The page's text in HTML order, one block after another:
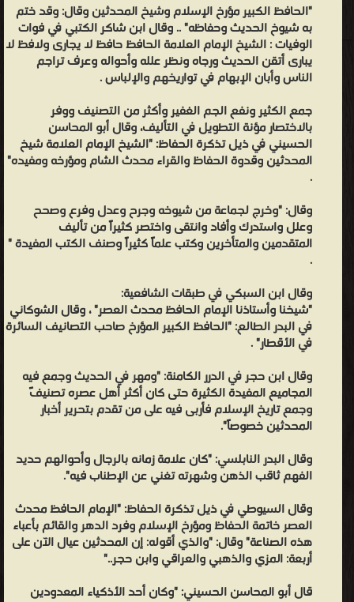
الرجال كما يزن الجوهرجي الذهب. سمع بدمشق، ومصر، وبعلبك،
والإسكندرية. وسمع منه الجمع الكثير، وكان شديد الميل إلى رأي
الحنابلة، وله تصانيف في الحديث، وأسماء الرجال؛ قرأ القرآن، وأقرأه
بالروايات، وقد بلغت مؤلفاته التاريخية وحدها نحو مائتي كتابًا، بعضها
مجلدات ضخمة. ❰ له مجموعة من الإنجازات والمؤلفات أبرزها ❞ السيرة
النبوية (الذهبي) ❝ ❞ سير أعلام النبلاء (ط بيت الأفكار) ❝ ❞ الطب النبوي
للذهبي (ت. البدراوي) ❝ ❞ الكبائر للذهبي (ط: العلمية) ❝ ❞ الجرح
والتعديل المجلد الاول ❝ ❞ تهذيب سير أعلام النبلاء ❝ ❞ تذكرة الحفاظ
الناشرين : ❞ دار الكتب العلمية بلبنان ❝ ❞ دار القلم للنشر والتوزيع ❝ ❞
مكتبة الملك فهد الوطنية ❝ ❞ مؤسسة الرسالة ❝ ❞ دار المعرفة للطباعة
والنشر ❝ ❞ موقع دار الإسلام ❝ ❞ دار ابن حزم للطباعة والنشر والتوزيع ❝
الجوزي ❝ ❞ دار الغرب الإسلامي ❝ ❞ عالم الكتب ❝ ❞ دار ابن كثير ❝ ❞
مكتبة الرشد ❝ ❞ دار الوطن للطباعة والنشر والتوزيع - السعودية ❝ ❞ دار
صادر ❝ ❞ دار البشائر الإسلامية ❝ ❞ دار الوفاء لدنيا الطباعة والنشر ❝ ❞
والعلاقات العامة ❝ ❞ المكتبة التوفيقية ❝ ❞ بيت الأفكار الدولية للنشر
والتوزيع ❝ ❞ مكتبة العلوم والحكم ❝ ❞ دار الراية للنشر والتوزيع ❝ ❞
مكتبة القرأن للطبع والنشر والتوزيع ❝ ❞ دار الصحابة للتراث بطنطا ❝ ❞
السلف ❝ ❞ مكتبة دار البيان ❝ ❞ الرئاسة العامة للبحوث العلمية والإفتاء
❝ ❞ دار ابن الأثير للنشر والتوزيع ❝ ❞ دار الأندلس الخضراء ❝ ❞ دار الفرقان
للنشر والتوزيع ❝ ❞ مؤسسة الكتب الثقافية ❝ ❞ دار الكتب السلفية ❝ ❞
دار إحياء الكتب العربية ❝ ❞ دار أحياء العلوم - بيروت ❝ ❞ وزارة الأوقاف
والشئون الإسلامية - السعودية ❝ ❞ دار الفتح ❝ ❞ دار عمار ❝ ❞ دار ابن
عفان ❝ ❞ دار الثريا للنشر ❝ ❞ الجامعة الإسلامية بالمدينة المنورة ❝ ❞ دار
الوطن ❝ ❞ مطبعة حكومة الكويت ❝ ❞ لجنة إحياء المعارف العثمانية -
"الحافظ الكبير مؤرخ الإسلام وشيخ المحدثين وقال: وقد ختم
به شيوخ الحديث وحفاظه" .. وقال ابن شاكر الكتبي في فوات
الوفيات : الشيخ الإمام العلامة الحافظ حافظ لا يجارى ولافظ لا
يبارى أتقن الحديث ورجاه ونظر علله وأحواله وعرف تراجم
الناس وأبان الإبهام في تواريخهم والإلباس .
جمع الكثير ونفع الجم الغفير وأكثر من التصنيف ووفر
بالاختصار مؤنة التطويل في التأليف، وقال أبو المحاسن
الحسيني في ذيل تذكرة الحفاظ: "الشيخ الإمام العلامة شيخ
المحدثين وقدوة الحفاظ والقراء محدث الشام ومؤرخه ومفيده"
.
وقال: "وخرج لجماعة من شيوخه وجرح وعدل وفرع وصحح
وعلل واستدرك وأفاد وانتقى واختصر كثيراً من تأليف
المتقدمين والمتأخرين وكتب علماً كثيراً وصنف الكتب المفيدة "
.
وقال ابن السبكي في طبقات الشافعية:
"شيخنا وأستاذنا الإمام الحافظ محدث العصر" ، وقال الشوكاني
في البدر الطالع: "الحافظ الكبير المؤرخ صاحب التصانيف السائرة
في الأقطار" .
وقال ابن حجر في الدرر الكامنة: "ومهر في الحديث وجمع فيه
المجاميع المفيدة الكثيرة حتى كان أكثر أهل عصره تصنيفً
وجمع تاريخ الإسلام فأربى فيه على من تقدم بتحرير أخبار
المحدثين خصوصاً".
وقال البدر النابلسي: "كان علامة زمانه بالرجال وأحوالهم حديد
الفهم ثاقب الذهن وشهرته تغني عن الإطناب فيه".
وقال السيوطي في ذيل تذكرة الحفاظ: "الإمام الحافظ محدث
العصر خاتمة الحفاظ ومؤرخ الإسلام وفرد الدهر والقائم بأعباء
هذه الصناعة" وقال: "والذي أقوله: إن المحدثين عيال الآن على
أربعة: المزي والذهبي والعراقي وابن حجر.."
قال أبو المحاسن الحسيني: "وكان أحد الأذكياء المعدودين